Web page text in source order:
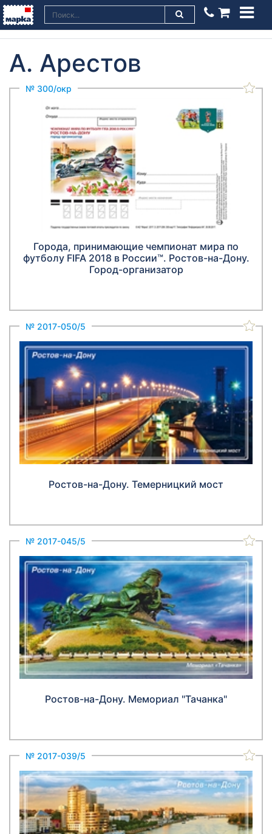
А. Арестов
№ 300/окр
Города, принимающие чемпионат мира по
футболу FIFA 2018 в России™. Ростов-на-Дону.
Город-организатор
№ 2017-050/5
Ростов-на-Дону. Темерницкий мост
№ 2017-045/5
Ростов-на-Дону. Мемориал "Тачанка"
№ 2017-039/5